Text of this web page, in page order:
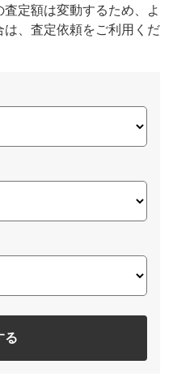
定額は変動するため、よ
は、査定依頼をご利用くだ
る